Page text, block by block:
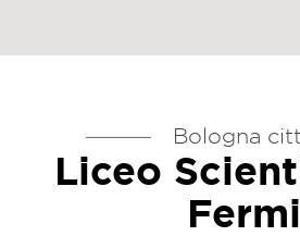
Bologna
Liceo
Fermi